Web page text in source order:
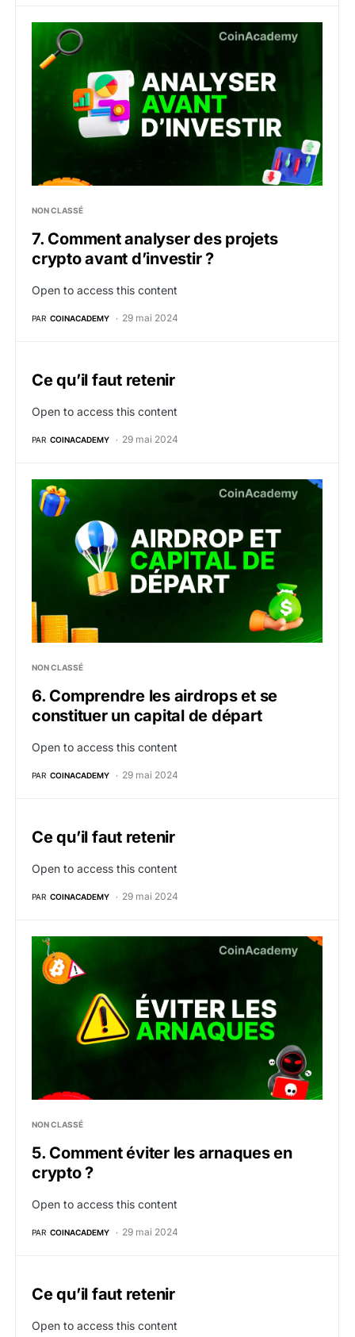
7. Comment analyser des projets crypto avant
NON CLASSÉ
7. Comment analyser des projets
crypto avant d’investir ?
Open to access this content
PAR COINACADEMY 29 mai 2024
Ce qu’il faut retenir
Open to access this content
PAR COINACADEMY 29 mai 2024
6. Comprendre les airdrops et se constituer un
NON CLASSÉ
6. Comprendre les airdrops et se
constituer un capital de départ
Open to access this content
PAR COINACADEMY 29 mai 2024
Ce qu’il faut retenir
Open to access this content
PAR COINACADEMY 29 mai 2024
5. Comment éviter les arnaques en crypto ?
NON CLASSÉ
5. Comment éviter les arnaques en
crypto ?
Open to access this content
PAR COINACADEMY 29 mai 2024
Ce qu’il faut retenir
Open to access this content